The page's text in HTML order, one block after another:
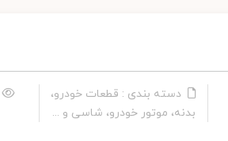
دسته بندی : قطعات خودرو،
بدنه، موتور خودرو، شاسی و ...